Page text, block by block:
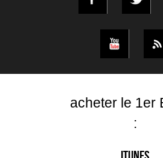
acheter le 1er
: